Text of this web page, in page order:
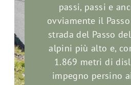
passi, passi e
ovviamente il
strada del Passo
alpini più alto e,
1.869 metri di
impegno persino